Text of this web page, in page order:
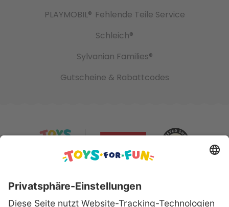
PLAYMOBIL® Fehlende Teile Service
Schleich®
Sylvanian Families®
Gutscheine & Rabattcodes
Sicher bezahlen mit: